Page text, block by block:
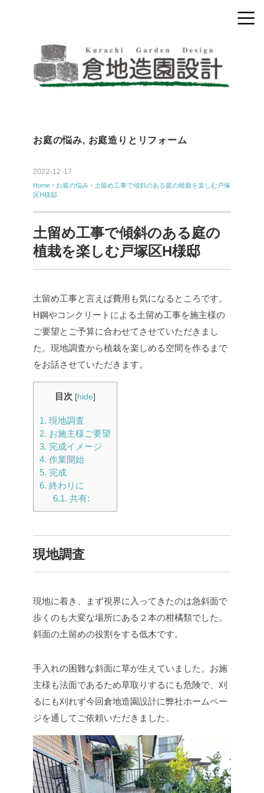
お庭の悩み, お庭造りとリフォーム
2022-12-17
Home › お庭の悩み › 土留め工事で傾斜のある庭の植栽を楽しむ戸塚
区H様邸
土留め工事で傾斜のある庭の
植栽を楽しむ戸塚区H様邸
土留め工事と言えば費用も気になるところです。
H鋼やコンクリートによる土留め工事を施主様の
ご要望とご予算に合わせてさせていただきまし
た。現地調査から植栽を楽しめる空間を作るまで
をお話させていただきます。
目次 [hide]
1. 現地調査
2. お施主様ご要望
3. 完成イメージ
4. 作業開始
5. 完成
6. 終わりに
6.1. 共有:
現地調査
現地に着き、まず視界に入ってきたのは急斜面で
歩くのも大変な場所にある２本の柑橘類でした。
斜面の土留めの役割をする低木です。
手入れの困難な斜面に草が生えていました。お施
主様も法面であるため草取りするにも危険で、刈
るにも刈れず今回倉地造園設計に弊社ホームペー
ジを通してご依頼いただきました。